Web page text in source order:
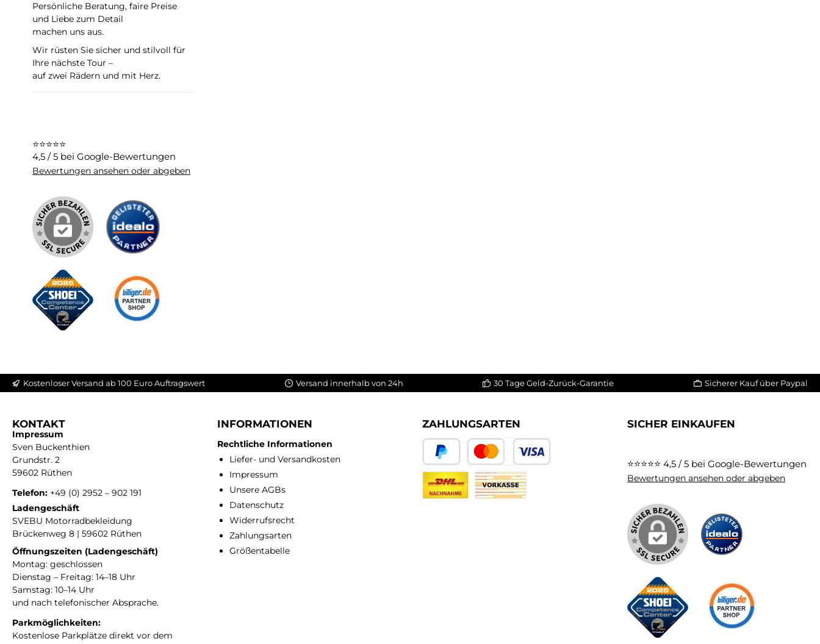
Persönliche Beratung, faire Preise
und Liebe zum Detail
machen uns aus.
Wir rüsten Sie sicher und stilvoll für
Ihre nächste Tour –
auf zwei Rädern und mit Herz.
⭐⭐⭐⭐⭐
4,5 / 5 bei Google-Bewertungen
Bewertungen ansehen oder abgeben
Kostenloser Versand ab 100 Euro Auftragswert Versand innerhalb von 24h 30 Tage Geld-Zurück-Garantie Sicherer Kauf über Paypal
KONTAKT
Impressum
Sven Buckenthien
Grundstr. 2
59602 Rüthen
Telefon: +49 (0) 2952 – 902 191
Ladengeschäft
SVEBU Motorradbekleidung
Brückenweg 8 | 59602 Rüthen
Öffnungszeiten (Ladengeschäft)
Montag: geschlossen
Dienstag – Freitag: 14–18 Uhr
Samstag: 10–14 Uhr
und nach telefonischer Absprache.
Parkmöglichkeiten:
Kostenlose Parkplätze direkt vor dem
INFORMATIONEN
Rechtliche Informationen
Liefer- und Versandkosten
Impressum
Unsere AGBs
Datenschutz
Widerrufsrecht
Zahlungsarten
Größentabelle
ZAHLUNGSARTEN
PayPal Kredit- oder Debitkarte
SICHER EINKAUFEN
⭐⭐⭐⭐⭐ 4,5 / 5 bei Google-Bewertungen
Bewertungen ansehen oder abgeben